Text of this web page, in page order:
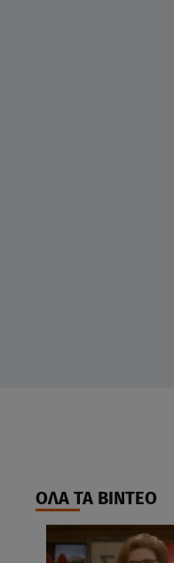
ΟΛΑ ΤΑ ΒΙΝΤΕΟ